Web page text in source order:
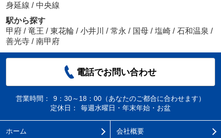
身延線 / 中央線
駅から探す
甲府 / 竜王 / 東花輪 / 小井川 / 常永 / 国母 / 塩崎 / 石和温泉 /
善光寺 / 南甲府
電話でお問い合わせ
営業時間：
9：30～18：00（あなたのご都合に合わせます）
定休日：
毎週水曜日・年末年始・お盆
ホーム 会社概要